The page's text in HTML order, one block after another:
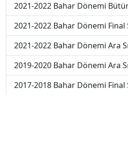
2021-2022 Bahar Dönemi
2021-2022 Bahar Dönemi Final
2021-2022 Bahar Dönemi Ara
2019-2020 Bahar Dönemi Ara
2017-2018 Bahar Dönemi Final